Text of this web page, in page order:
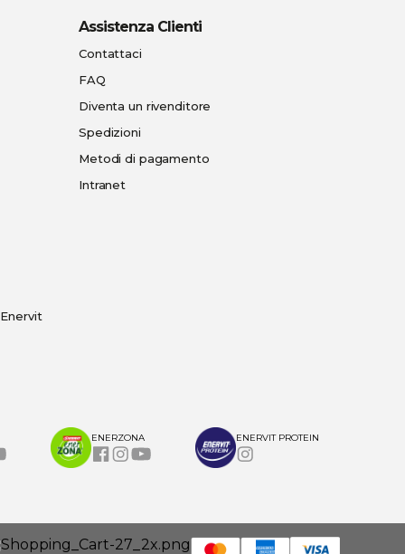
Assistenza Clienti
Contattaci
FAQ
Diventa un rivenditore
Spedizioni
Metodi di pagamento
Intranet
ENERZONA ENERVIT PROTEIN